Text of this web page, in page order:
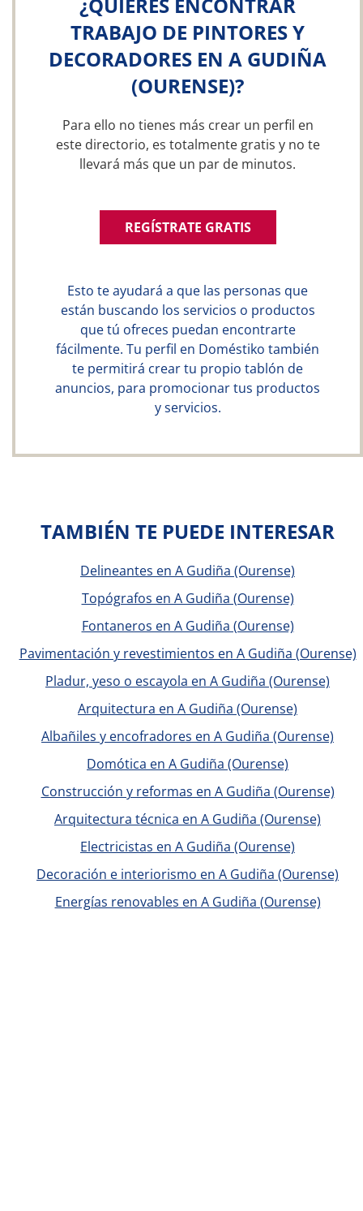
TRABAJO DE PINTORES Y
DECORADORES EN A GUDIÑA
(OURENSE)?
Para ello no tienes más crear un perfil en
este directorio, es totalmente gratis y no te
llevará más que un par de minutos.
REGÍSTRATE GRATIS
Esto te ayudará a que las personas que
están buscando los servicios o productos
que tú ofreces puedan encontrarte
fácilmente. Tu perfil en Doméstiko también
te permitirá crear tu propio tablón de
anuncios, para promocionar tus productos
y servicios.
TAMBIÉN TE PUEDE INTERESAR
Delineantes en A Gudiña (Ourense)
Topógrafos en A Gudiña (Ourense)
Fontaneros en A Gudiña (Ourense)
Pavimentación y revestimientos en A Gudiña (Ourense)
Pladur, yeso o escayola en A Gudiña (Ourense)
Arquitectura en A Gudiña (Ourense)
Albañiles y encofradores en A Gudiña (Ourense)
Domótica en A Gudiña (Ourense)
Construcción y reformas en A Gudiña (Ourense)
Arquitectura técnica en A Gudiña (Ourense)
Electricistas en A Gudiña (Ourense)
Decoración e interiorismo en A Gudiña (Ourense)
Energías renovables en A Gudiña (Ourense)